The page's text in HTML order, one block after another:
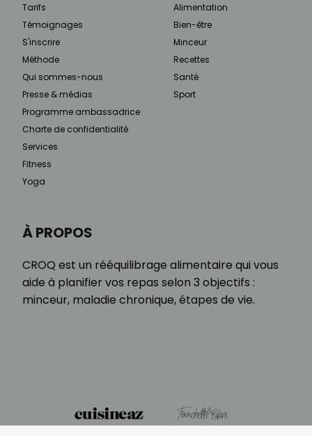
À PROPOS
CROQ est un rééquilibrage alimentaire qui vous
aide à planifier vos repas selon 3 objectifs :
minceur, maladie chronique, étapes de vie.
Tarifs
Témoignages
S'inscrire
Méthode
Qui sommes-nous
Presse & médias
Programme ambassadrice
Charte de confidentialité
Services
Fitness
Yoga
Alimentation
Bien-être
Minceur
Recettes
Santé
Sport